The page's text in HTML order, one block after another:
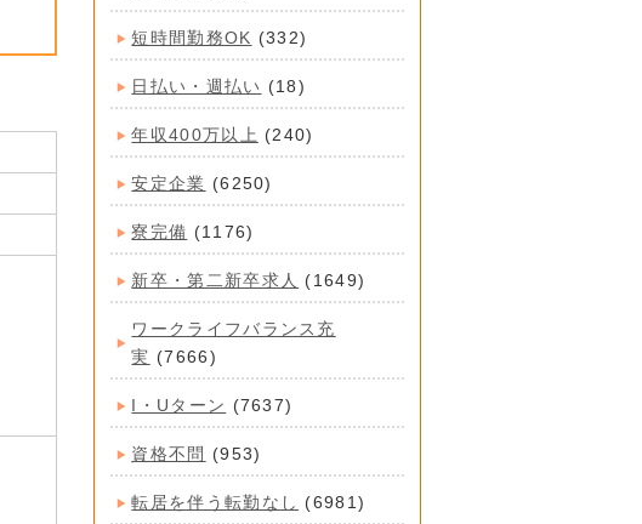
短時間勤務OK (332)
日払い・週払い (18)
年収400万以上 (240)
安定企業 (6250)
寮完備 (1176)
新卒・第二新卒求人 (1649)
ワークライフバランス充
実 (7666)
I・Uターン (7637)
資格不問 (953)
転居を伴う転勤なし (6981)